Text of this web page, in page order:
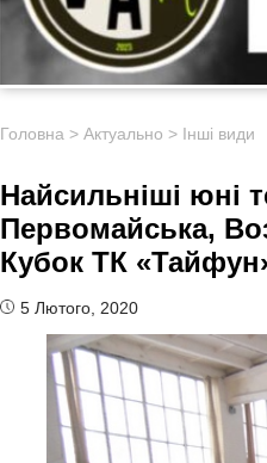
Головна > Актуально > Інші види
Найсильніші юні
Первомайська,
Кубок ТК
5 Лютого, 2020